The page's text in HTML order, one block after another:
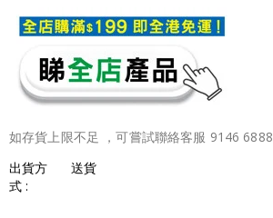
如存貨上限不足 ，可嘗試聯絡客服 9146 6888
出貨方
式 :
送貨